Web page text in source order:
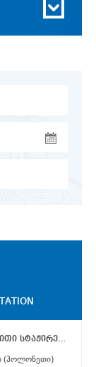
კონკურსი ვარშავის უნივერსიტეტში კვლევითი სტაჟირებისათვის სტიპენდიების მოსაპოვებლად თსუ-ს დოქტორანტურის საფეხურის სტუდენტებისთვის
(პოლონეთი)